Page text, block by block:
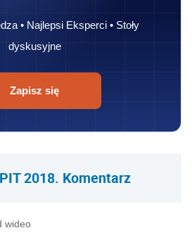
• Najlepsi Eksperci • Stoły
dyskusyjne
Zapisz się
PIT 2018. Komentarz
wideo